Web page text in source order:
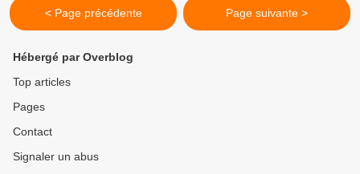
< Page précédente Page suivante >
Hébergé par Overblog
Top articles
Pages
Contact
Signaler un abus